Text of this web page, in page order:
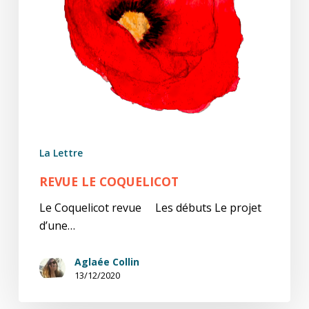
La Lettre
REVUE LE COQUELICOT
Le Coquelicot revue Les débuts Le projet
d’une…
Aglaée Collin
13/12/2020